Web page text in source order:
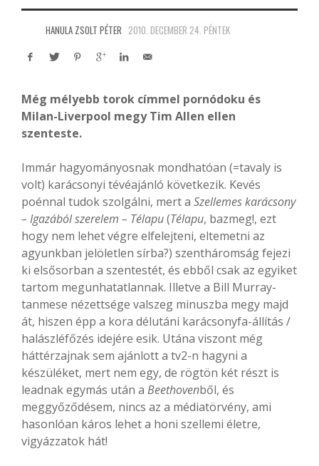
HANULA ZSOLT PÉTER 2010. DECEMBER 24. PÉNTEK
Még mélyebb torok címmel pornódoku és
Milan-Liverpool megy Tim Allen ellen
szenteste.
Immár hagyományosnak mondhatóan (=tavaly is
volt) karácsonyi tévéajánló következik. Kevés
poénnal tudok szolgálni, mert a Szellemes karácsony
– Igazából szerelem – Télapu(Télapu, bazmeg!, ezt
hogy nem lehet végre elfelejteni, eltemetni az
agyunkban jelöletlen sírba?) szentháromság fejezi
ki elsősorban a szentestét, és ebből csak az egyiket
tartom megunhatatlannak. Illetve a Bill Murray-
tanmese nézettsége valszeg minuszba megy majd
át, hiszen épp a kora délutáni karácsonyfa-állítás /
halászléfőzés idejére esik. Utána viszont még
háttérzajnak sem ajánlott a tv2-n hagyni a
készüléket, mert nem egy, de rögtön két részt is
leadnak egymás után a Beethovenből, és
meggyőződésem, nincs az a médiatörvény, ami
hasonlóan káros lehet a honi szellemi életre,
vigyázzatok hát!